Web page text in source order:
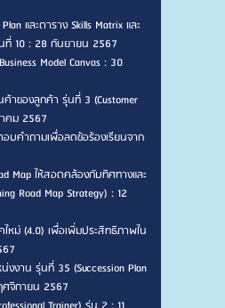
และตาราง Skills Matrix และ
นที่ 10 : 28 กันยายน 2567
Model Canvas : 30
ของลูกค้า รุ่นที่ 3 (Customer
คม 2567
บคำถามเพื่อลดข้อร้องเรียนจาก
Map ให้สอดคล้องกับทิศทางและ
Road Map Strategy) : 12
ม่ (4.0) เพื่อเพิ่มประสิทธิภาพใน
งาน รุ่นที่ 35 (Succession Plan
ศจิกายน 2567